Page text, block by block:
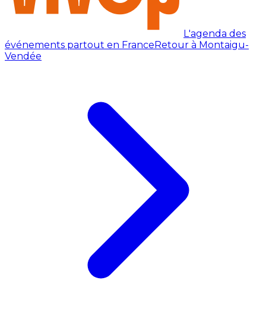
L'agenda des
événements partout en FranceRetour à Montaigu-
Vendée